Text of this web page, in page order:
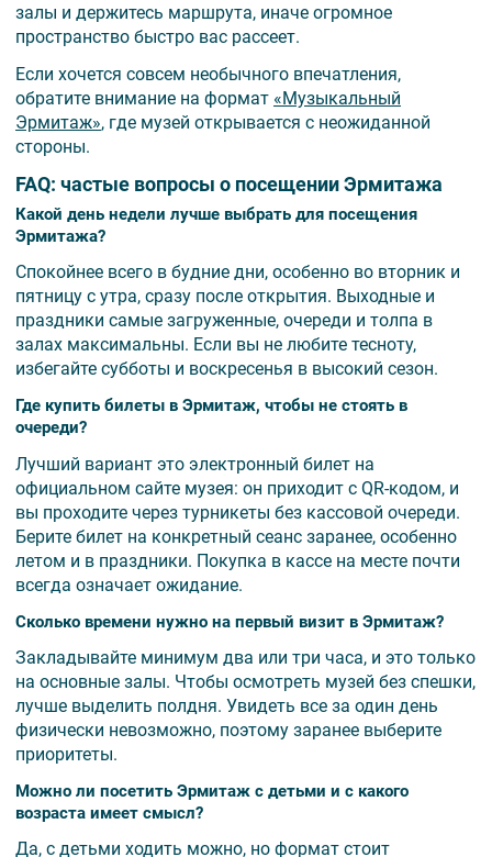
залы и держитесь маршрута, иначе огромное
пространство быстро вас рассеет.
Если хочется совсем необычного впечатления,
обратите внимание на формат «Музыкальный
Эрмитаж», где музей открывается с неожиданной
стороны.
FAQ: частые вопросы о посещении Эрмитажа
Какой день недели лучше выбрать для посещения
Эрмитажа?
Спокойнее всего в будние дни, особенно во вторник и
пятницу с утра, сразу после открытия. Выходные и
праздники самые загруженные, очереди и толпа в
залах максимальны. Если вы не любите тесноту,
избегайте субботы и воскресенья в высокий сезон.
Где купить билеты в Эрмитаж, чтобы не стоять в
очереди?
Лучший вариант это электронный билет на
официальном сайте музея: он приходит с QR-кодом, и
вы проходите через турникеты без кассовой очереди.
Берите билет на конкретный сеанс заранее, особенно
летом и в праздники. Покупка в кассе на месте почти
всегда означает ожидание.
Сколько времени нужно на первый визит в Эрмитаж?
Закладывайте минимум два или три часа, и это только
на основные залы. Чтобы осмотреть музей без спешки,
лучше выделить полдня. Увидеть все за один день
физически невозможно, поэтому заранее выберите
приоритеты.
Можно ли посетить Эрмитаж с детьми и с какого
возраста имеет смысл?
Да, с детьми ходить можно, но формат стоит